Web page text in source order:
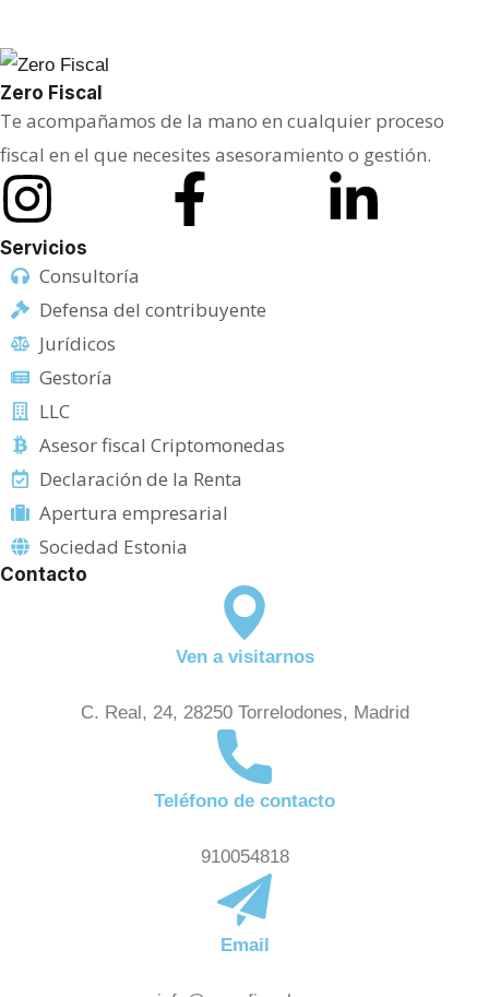
a
j
e
Zero Fiscal
Te acompañamos de la mano en cualquier proceso
fiscal en el que necesites asesoramiento o gestión.
Servicios
Consultoría
Defensa del contribuyente
Jurídicos
Gestoría
LLC
Asesor fiscal Criptomonedas
Declaración de la Renta
Apertura empresarial
Sociedad Estonia
Contacto
Ven a visitarnos
C. Real, 24, 28250 Torrelodones, Madrid
Teléfono de contacto
910054818
Email